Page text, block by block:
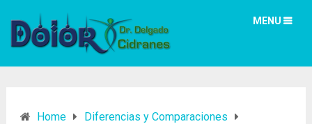
MENU
Home
Diferencias y Comparaciones